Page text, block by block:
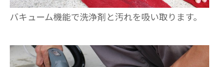
バキューム機能で洗浄剤と汚れを吸い取ります。